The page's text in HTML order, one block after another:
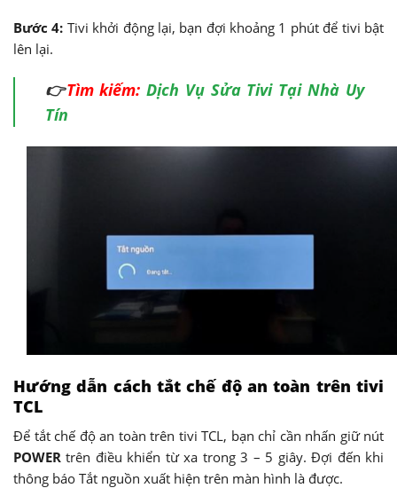
Bước 4: Tivi khởi động lại, bạn đợi khoảng 1 phút để tivi bật
lên lại.
👉Tìm kiếm: Dịch Vụ Sửa Tivi Tại Nhà Uy
Tín
Hướng dẫn cách tắt chế độ an toàn trên tivi
TCL
Để tắt chế độ an toàn trên tivi TCL, bạn chỉ cần nhấn giữ nút
POWERtrên điều khiển từ xa trong 3 – 5 giây. Đợi đến khi
thông báo Tắt nguồn xuất hiện trên màn hình là được.